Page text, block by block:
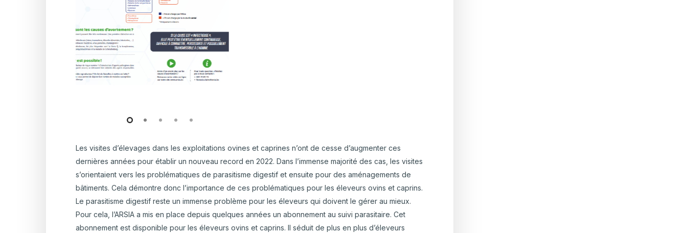
5
Les visites d’élevages dans les exploitations ovines et caprines n’ont de cesse d’augmenter ces
dernières années pour établir un nouveau record en 2022. Dans l’immense majorité des cas, les visites
s’orientaient vers les problématiques de parasitisme digestif et ensuite pour des aménagements de
bâtiments. Cela démontre donc l’importance de ces problématiques pour les éleveurs ovins et caprins.
Le parasitisme digestif reste un immense problème pour les éleveurs qui doivent le gérer au mieux.
Pour cela, l’ARSIA a mis en place depuis quelques années un abonnement au suivi parasitaire. Cet
abonnement est disponible pour les éleveurs ovins et caprins. Il séduit de plus en plus d’éleveurs